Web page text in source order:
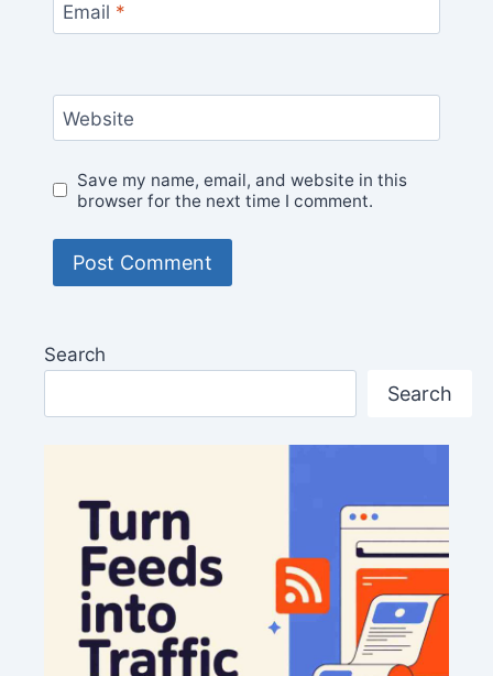
Email *
Website
Save my name, email, and website in this
browser for the next time I comment.
Search
Search